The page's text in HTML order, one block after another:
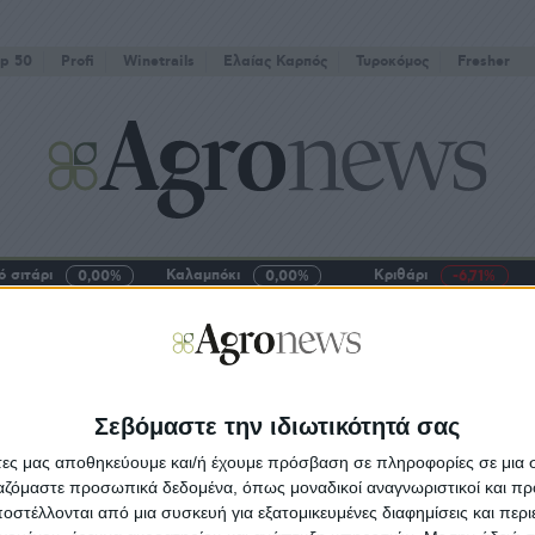
Σεβόμαστε την ιδιωτικότητά σας
μας αποθηκεύουμε και/ή έχουμε πρόσβαση σε πληροφορίες σε
προσωπικά δεδομένα, όπως μοναδικοί αναγνωριστικοί και
από μια συσκευή για εξατομικευμένες διαφημίσεις και
50 Profi Winetrails Eλαίας Καρπός Τυροκόμος Fresher
σιτάρι 0,00% Καλαμπόκι 0,00% Κριθάρι -6,71%
θέμα οι εργάτες γης, έπονται κλιματική
ακριβά επιτόκια